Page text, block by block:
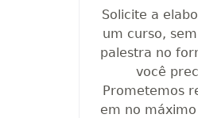
Solicite a
um curso,
palestra no
você
Prometemos
em no